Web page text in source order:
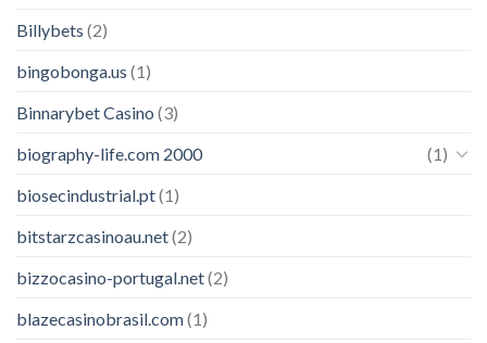
Billybets (2)
bingobonga.us (1)
Binnarybet Casino (3)
biography-life.com 2000
(1)
biosecindustrial.pt(1)
bitstarzcasinoau.net(2)
bizzocasino-portugal.net(2)
blazecasinobrasil.com(1)